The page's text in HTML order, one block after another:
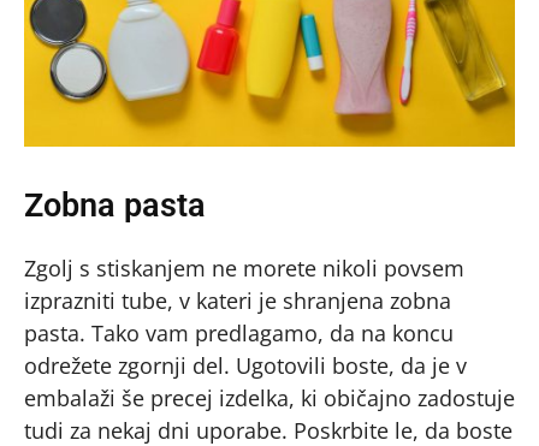
Zobna pasta
Zgolj s stiskanjem ne morete nikoli povsem
izprazniti tube, v kateri je shranjena zobna
pasta. Tako vam predlagamo, da na koncu
odrežete zgornji del. Ugotovili boste, da je v
embalaži še precej izdelka, ki običajno zadostuje
tudi za nekaj dni uporabe. Poskrbite le, da boste